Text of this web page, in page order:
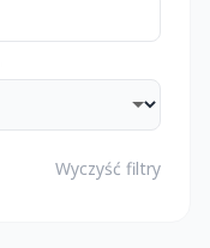
Wyczyść filtry